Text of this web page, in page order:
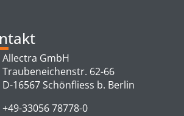
Allectra GmbH
Traubeneichenstr. 62-66
D-16567 Schönfliess b. Berlin
+49-33056 78778-0